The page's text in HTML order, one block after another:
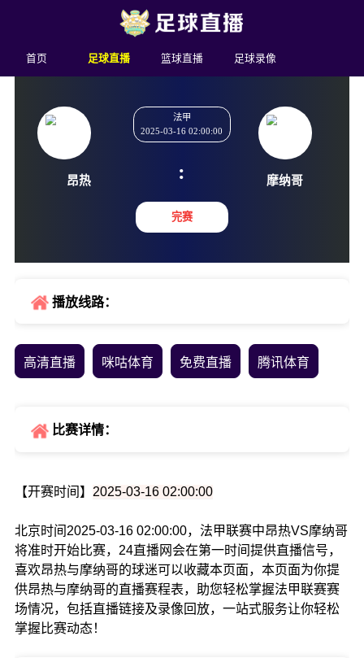
首页 足球直播 篮球直播 足球录像
法甲
2025-03-16 02:00:00
:
完赛
播放线路：
高清直播 咪咕体育 免费直播 腾讯体育
比赛详情：
【开赛时间】 2025-03-16 02:00:00
北京时间2025-03-16 02:00:00，法甲联赛中昂热VS摩纳哥
将准时开始比赛，24直播网会在第一时间提供直播信号，
喜欢昂热与摩纳哥的球迷可以收藏本页面，本页面为你提
供昂热与摩纳哥的直播赛程表，助您轻松掌握法甲联赛赛
场情况，包括直播链接及录像回放，一站式服务让你轻松
掌握比赛动态！